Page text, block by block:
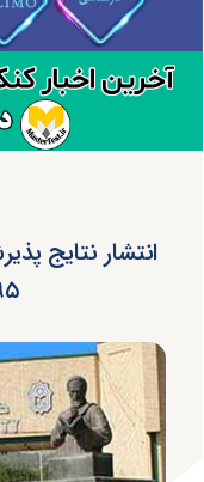
انتشار نتایج
۹۵